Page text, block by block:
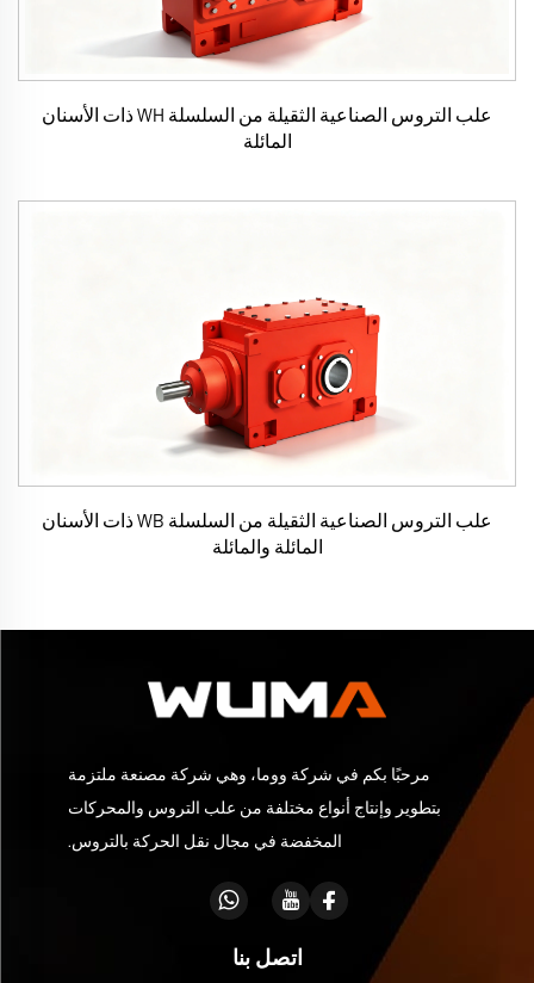
علب التروس الصناعية الثقيلة من السلسلة WH ذات الأسنان
المائلة
علب التروس الصناعية الثقيلة من السلسلة WB ذات الأسنان
المائلة والمائلة
مرحبًا بكم في شركة ووما، وهي شركة مصنعة ملتزمة
بتطوير وإنتاج أنواع مختلفة من علب التروس والمحركات
المخفضة في مجال نقل الحركة بالتروس.
اتصل بنا